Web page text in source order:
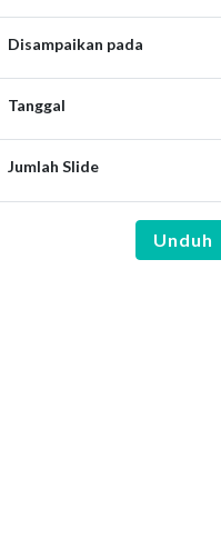
Disampaikan pada
Tanggal
Jumlah Slide
Unduh